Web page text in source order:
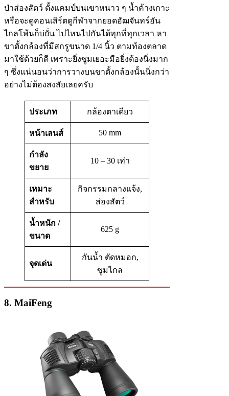
ป่าส่องสัตว์ ตั้งแคมป์บนเขาหนาว ๆ น้ำค้างเกาะ
หรือจะดูคอนเสิร์ตดูกีฬาจากยอดอัฒจันทร์อัน
ไกลโพ้นก็บ่ยั่น ไปไหนไปกันได้ทุกที่ทุกเวลา หา
ขาตั้งกล้องที่มีสกรูขนาด 1/4 นิ้ว ตามท้องตลาด
มาใช้ด้วยก็ดี เพราะยิ่งซูมเยอะมือยิ่งต้องนิ่งมาก
ๆ ซึ่งแน่นอนว่าการวางบนขาตั้งกล้องนั้นนิ่งกว่า
อย่างไม่ต้องสงสัยเลยครับ
ประเภท กล้องตาเดียว
หน้าเลนส์ 50 mm
กำลัง
ขยาย
10 – 30 เท่า
เหมาะ
สำหรับ
กิจกรรมกลางแจ้ง,
ส่องสัตว์
น้ำหนัก /
ขนาด
625 g
จุดเด่น
กันน้ำ ตัดหมอก,
ซูมไกล
8. MaiFeng